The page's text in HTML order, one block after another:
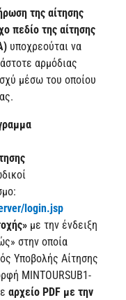
της αίτησης
πεδίο της αίτησης
υποχρεούται να
αρμόδιας
μέσω του οποίου
login.jsp
με την ένδειξη
στην οποία
Υποβολής Αίτησης
MINTOURSUB1-
αρχείο PDF με την